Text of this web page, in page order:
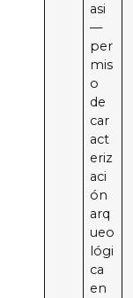
asi
—
per
mis
o
de
car
act
eriz
aci
ón
arq
ueo
lógi
ca
en